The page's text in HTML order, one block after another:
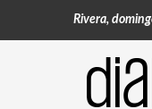
Rivera,